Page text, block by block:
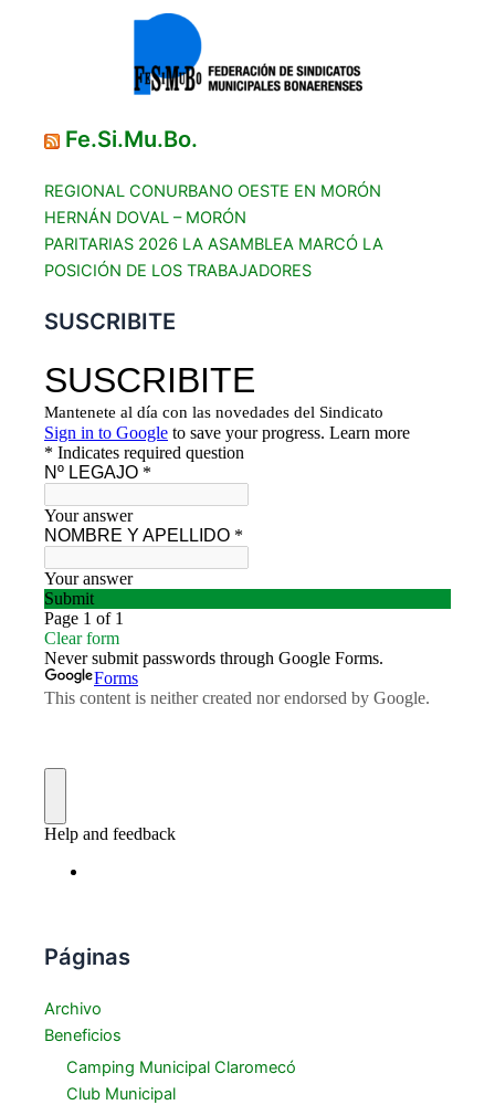
Fe.Si.Mu.Bo.
REGIONAL CONURBANO OESTE EN MORÓN
HERNÁN DOVAL – MORÓN
PARITARIAS 2026 LA ASAMBLEA MARCÓ LA
POSICIÓN DE LOS TRABAJADORES
SUSCRIBITE
Páginas
Archivo
Beneficios
Camping Municipal Claromecó
Club Municipal